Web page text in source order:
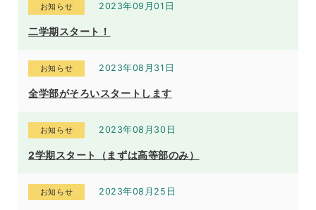
お知らせ 2023年09月01日
二学期スタート！
お知らせ 2023年08月31日
全学部がそろいスタートします
お知らせ 2023年08月30日
2学期スタート（まずは高等部のみ）
お知らせ 2023年08月25日